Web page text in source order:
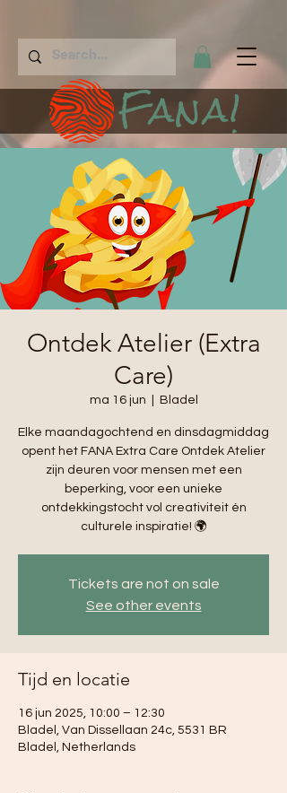
Fana!
Ontdek Atelier (Extra
Care)
ma 16 jun Bladel
Elke maandagochtend en dinsdagmiddag
opent het FANA Extra Care Ontdek Atelier
zijn deuren voor mensen met een
beperking, voor een unieke
ontdekkingstocht vol creativiteit én
culturele inspiratie! 🌍
Tickets are not on sale
See other events
Tijd en locatie
16 jun 2025, 10:00 – 12:30
Bladel, Van Dissellaan 24c, 5531 BR
Bladel, Netherlands